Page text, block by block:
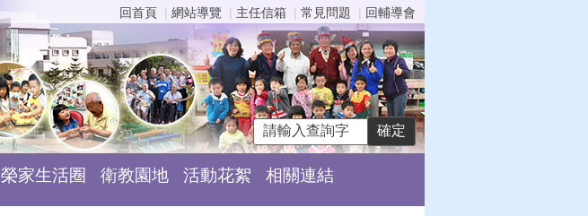
回首頁 網站導覽 主任信箱 常見問題 回輔導會
榮家生活圈 衛教園地 活動花絮 相關連結